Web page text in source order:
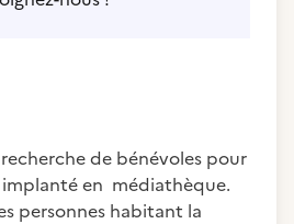
de bénévoles pour
implanté en médiathèque.
personnes habitant la